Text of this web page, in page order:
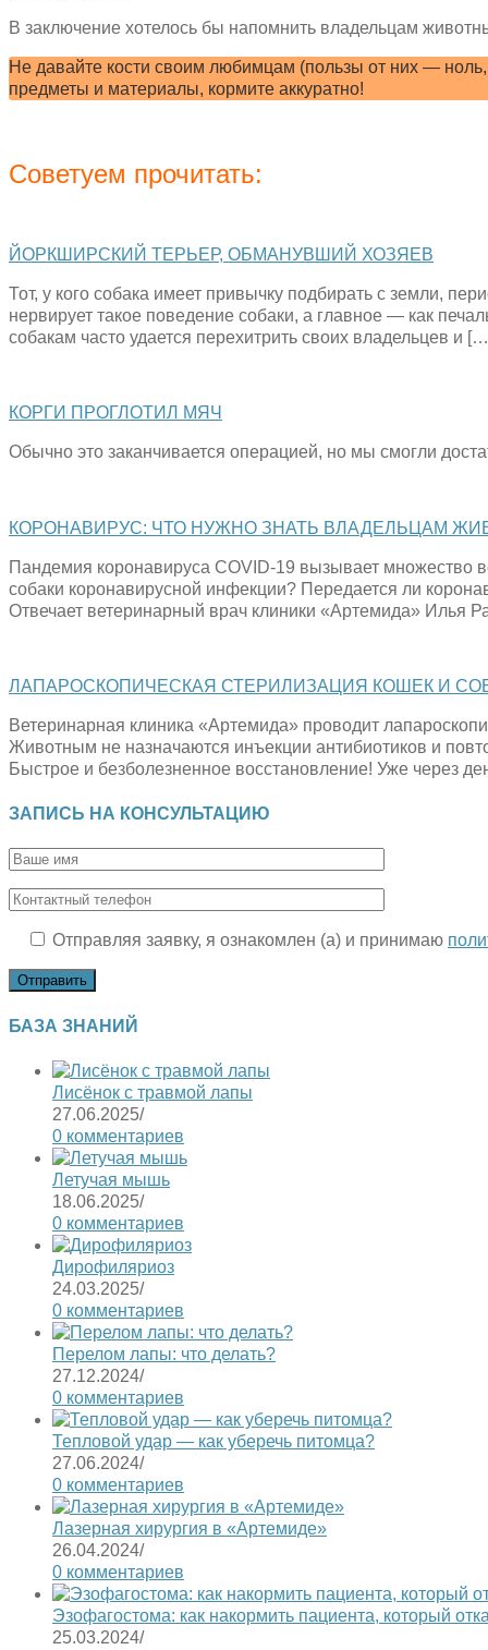
В заключение хотелось бы напомнить владельцам
Не давайте кости своим любимцам (пользы от них —
предметы и материалы, кормите аккуратно!
Советуем прочитать:
ЙОРКШИРСКИЙ ТЕРЬЕР, ОБМАНУВШИЙ ХОЗЯЕВ
Тот, у кого собака имеет привычку подбирать с земли,
нервирует такое поведение собаки, а главное — как
собакам часто удается перехитрить своих владельцев и
КОРГИ ПРОГЛОТИЛ МЯЧ
Обычно это заканчивается операцией, но мы смогли
КОРОНАВИРУС: ЧТО НУЖНО ЗНАТЬ ВЛАДЕЛЬЦАМ
Пандемия коронавируса COVID-19 вызывает множество
собаки коронавирусной инфекции? Передается ли
Отвечает ветеринарный врач клиники «Артемида» Илья
ЛАПАРОСКОПИЧЕСКАЯ СТЕРИЛИЗАЦИЯ КОШЕК И
Ветеринарная клиника «Артемида» проводит
Животным не назначаются инъекции антибиотиков и
Быстрое и безболезненное восстановление! Уже через
ЗАПИСЬ НА КОНСУЛЬТАЦИЮ
Отправляя заявку, я ознакомлен (а) и принимаю
БАЗА ЗНАНИЙ
Лисёнок с травмой лапы
27.06.2025/
0 комментариев
Летучая мышь
18.06.2025/
0 комментариев
Дирофиляриоз
24.03.2025/
0 комментариев
Перелом лапы: что делать?
27.12.2024/
0 комментариев
Тепловой удар — как уберечь питомца?
27.06.2024/
0 комментариев
Лазерная хирургия в «Артемиде»
26.04.2024/
0 комментариев
Эзофагостома: как накормить пациента, который
25.03.2024/